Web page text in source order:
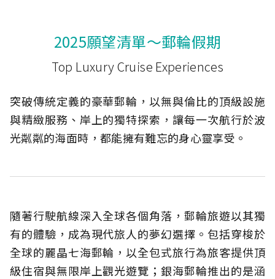
2025願望清單～郵輪假期
Top Luxury Cruise Experiences
突破傳統定義的豪華郵輪，以無與倫比的頂級設施
與精緻服務、岸上的獨特探索，讓每一次航行於波
光粼粼的海面時，都能擁有難忘的身心靈享受。
隨著行駛航線深入全球各個角落，郵輪旅遊以其獨
有的體驗，成為現代旅人的夢幻選擇。包括穿梭於
全球的麗晶七海郵輪，以全包式旅行為旅客提供頂
級住宿與無限岸上觀光遊覽；銀海郵輪推出的是涵